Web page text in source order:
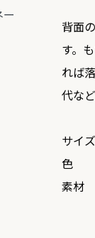
背面
す。
れば
代な
サイ
色 ：
素材
ー